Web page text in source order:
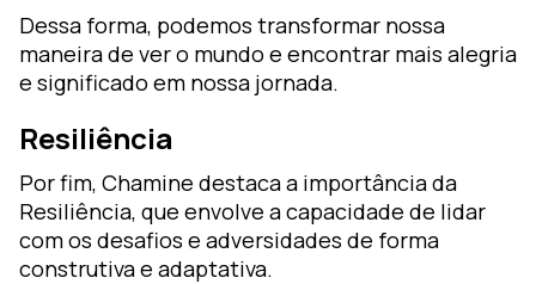
Dessa forma, podemos transformar nossa
maneira de ver o mundo e encontrar mais alegria
e significado em nossa jornada.
Resiliência
Por fim, Chamine destaca a importância da
Resiliência, que envolve a capacidade de lidar
com os desafios e adversidades de forma
construtiva e adaptativa.